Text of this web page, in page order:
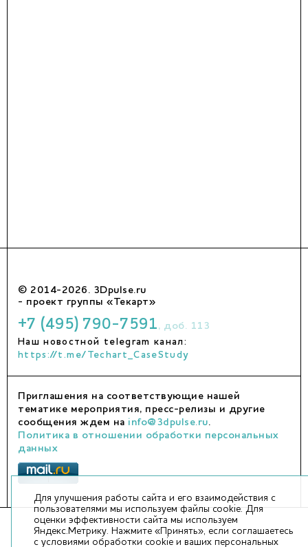
© 2014-2026. 3Dpulse.ru
- проект группы «Текарт»
+7 (495) 790-7591 , доб. 113
Наш новостной telegram канал:
https://t.me/Techart_CaseStudy
Приглашения на соответствующие нашей
тематике мероприятия, пресс-релизы и другие
сообщения ждем на info@3dpulse.ru.
Политика в отношении обработки персональных
данных
Для улучшения работы сайта и его взаимодействия с
пользователями мы используем файлы cookie. Для
оценки эффективности сайта мы используем
Яндекс.Метрику. Нажмите «Принять», если соглашаетесь
с условиями обработки cookie и ваших персональных